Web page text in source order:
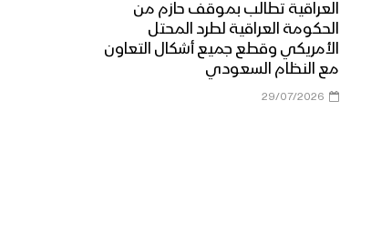
العراقية تطالب بموقف حازم من
الحكومة العراقية لطرد المحتل
الأمريكي وقطع جميع أشكال التعاون
مع النظام السعودي
29/07/2026